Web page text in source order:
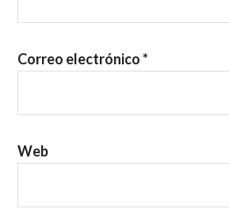
Correo electrónico*
Web